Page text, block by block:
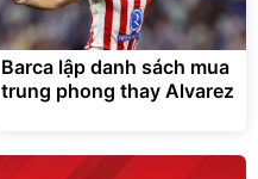
Barca lập danh sách mua
trung phong thay Alvarez